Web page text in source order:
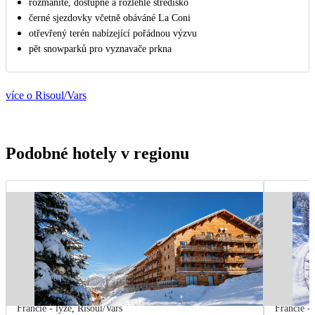
rozmanité, dostupné a rozlehlé středisko
černé sjezdovky včetně obáváné La Coni
otřevřený terén nabízející pořádnou výzvu
pět snowparků pro vyznavače prkna
více o Risoul/Vars
Podobné hotely v regionu
Francie - lyže,Risoul/Vars Francie -